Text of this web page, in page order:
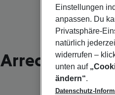
Arrecife -
Einstellungen
anpassen. Du
Privatsphäre-
natürlich
widerrufen –
unten auf
ändern“.
Datenschutz-